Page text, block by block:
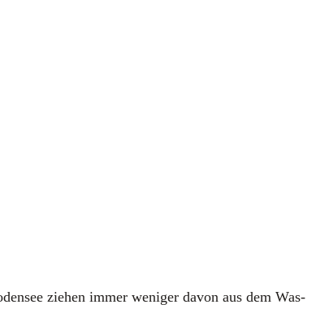
zie­hen immer weni­ger davon aus dem Was­